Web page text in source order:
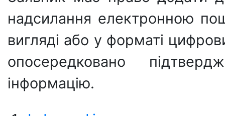
надсилання електронною
вигляді або у форматі
опосередковано
інформацію.